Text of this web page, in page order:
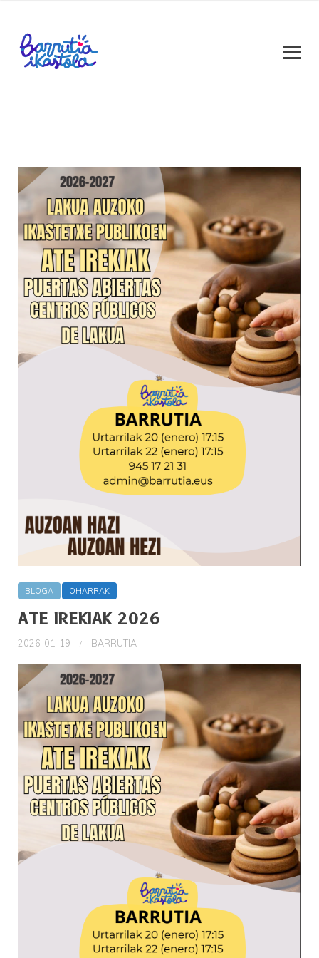
BLOGA OHARRAK
ATE IREKIAK 2026
2026-01-19 BARRUTIA